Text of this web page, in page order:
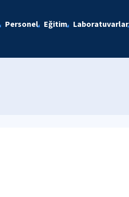
Personel Eğitim Laboratuvarlar